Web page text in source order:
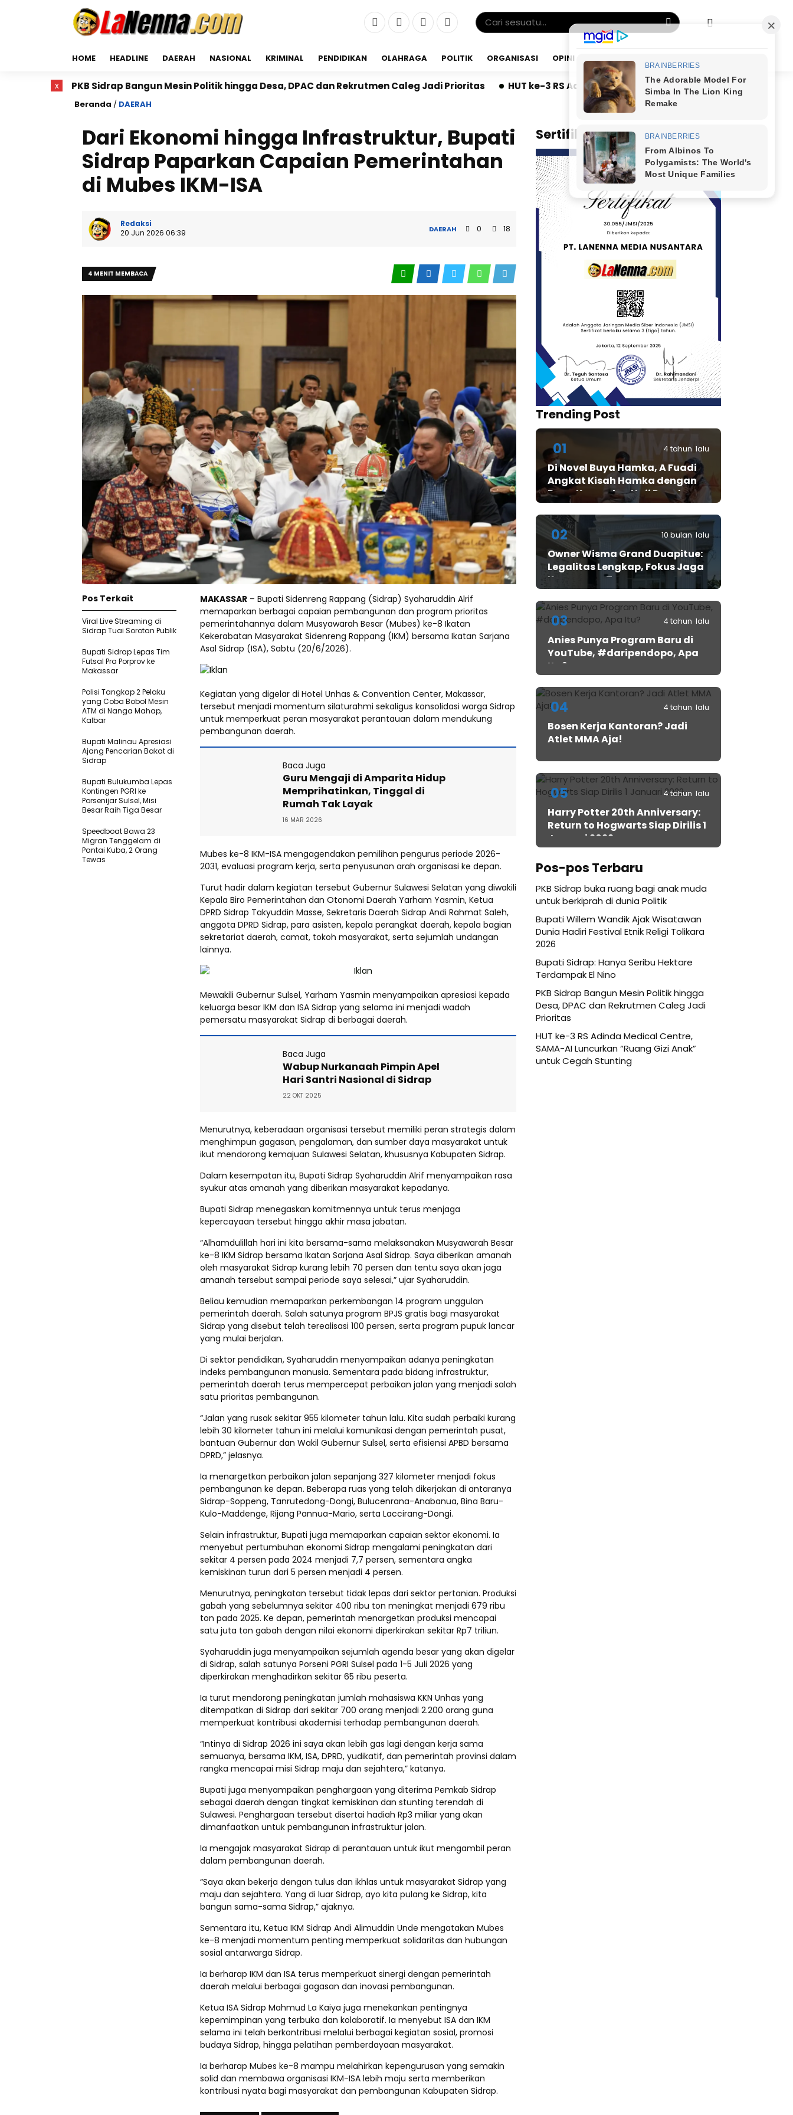
HOME HEADLINE DAERAH NASIONAL KRIMINAL PENDIDIKAN OLAHRAGA POLITIK ORGANISASI OPINI
Sidrap Bangun Mesin Politik hingga Desa, DPAC dan Rekrutmen Caleg Jadi Prioritas HUT ke-3 RS Adinda Medical Centre, SAMA-AI Luncurkan “Ruang Gizi Anak”
Beranda / DAERAH
Dari Ekonomi hingga Infrastruktur, Bupati
Sidrap Paparkan Capaian Pemerintahan
di Mubes IKM-ISA
Redaksi
20 Jun 2026 06:39
DAERAH 0 18
4 MENIT MEMBACA
MAKASSAR – Bupati Sidenreng Rappang (Sidrap) Syaharuddin Alrif
memaparkan berbagai capaian pembangunan dan program prioritas
pemerintahannya dalam Musyawarah Besar (Mubes) ke-8 Ikatan
Kekerabatan Masyarakat Sidenreng Rappang (IKM) bersama Ikatan Sarjana
Asal Sidrap (ISA), Sabtu (20/6/2026).
Kegiatan yang digelar di Hotel Unhas & Convention Center, Makassar,
tersebut menjadi momentum silaturahmi sekaligus konsolidasi warga Sidrap
untuk memperkuat peran masyarakat perantauan dalam mendukung
pembangunan daerah.
Baca Juga
Guru Mengaji di Amparita Hidup
Memprihatinkan, Tinggal di
Rumah Tak Layak
16 MAR 2026
Mubes ke-8 IKM-ISA mengagendakan pemilihan pengurus periode 2026-
2031, evaluasi program kerja, serta penyusunan arah organisasi ke depan.
Turut hadir dalam kegiatan tersebut Gubernur Sulawesi Selatan yang diwakili
Kepala Biro Pemerintahan dan Otonomi Daerah Yarham Yasmin, Ketua
DPRD Sidrap Takyuddin Masse, Sekretaris Daerah Sidrap Andi Rahmat Saleh,
anggota DPRD Sidrap, para asisten, kepala perangkat daerah, kepala bagian
sekretariat daerah, camat, tokoh masyarakat, serta sejumlah undangan
lainnya.
Mewakili Gubernur Sulsel, Yarham Yasmin menyampaikan apresiasi kepada
keluarga besar IKM dan ISA Sidrap yang selama ini menjadi wadah
pemersatu masyarakat Sidrap di berbagai daerah.
Baca Juga
Wabup Nurkanaah Pimpin Apel
Hari Santri Nasional di Sidrap
22 OKT 2025
Menurutnya, keberadaan organisasi tersebut memiliki peran strategis dalam
menghimpun gagasan, pengalaman, dan sumber daya masyarakat untuk
ikut mendorong kemajuan Sulawesi Selatan, khususnya Kabupaten Sidrap.
Dalam kesempatan itu, Bupati Sidrap Syaharuddin Alrif menyampaikan rasa
syukur atas amanah yang diberikan masyarakat kepadanya.
Bupati Sidrap menegaskan komitmennya untuk terus menjaga
kepercayaan tersebut hingga akhir masa jabatan.
“Alhamdulillah hari ini kita bersama-sama melaksanakan Musyawarah Besar
ke-8 IKM Sidrap bersama Ikatan Sarjana Asal Sidrap. Saya diberikan amanah
oleh masyarakat Sidrap kurang lebih 70 persen dan tentu saya akan jaga
amanah tersebut sampai periode saya selesai,” ujar Syaharuddin.
Beliau kemudian memaparkan perkembangan 14 program unggulan
pemerintah daerah. Salah satunya program BPJS gratis bagi masyarakat
Sidrap yang disebut telah terealisasi 100 persen, serta program pupuk lancar
yang mulai berjalan.
Di sektor pendidikan, Syaharuddin menyampaikan adanya peningkatan
indeks pembangunan manusia. Sementara pada bidang infrastruktur,
pemerintah daerah terus mempercepat perbaikan jalan yang menjadi salah
satu prioritas pembangunan.
“Jalan yang rusak sekitar 955 kilometer tahun lalu. Kita sudah perbaiki kurang
lebih 30 kilometer tahun ini melalui komunikasi dengan pemerintah pusat,
bantuan Gubernur dan Wakil Gubernur Sulsel, serta efisiensi APBD bersama
DPRD,” jelasnya.
Ia menargetkan perbaikan jalan sepanjang 327 kilometer menjadi fokus
pembangunan ke depan. Beberapa ruas yang telah dikerjakan di antaranya
Sidrap-Soppeng, Tanrutedong-Dongi, Bulucenrana-Anabanua, Bina Baru-
Kulo-Maddenge, Rijang Pannua-Mario, serta Laccirang-Dongi.
Selain infrastruktur, Bupati juga memaparkan capaian sektor ekonomi. Ia
menyebut pertumbuhan ekonomi Sidrap mengalami peningkatan dari
sekitar 4 persen pada 2024 menjadi 7,7 persen, sementara angka
kemiskinan turun dari 5 persen menjadi 4 persen.
Menurutnya, peningkatan tersebut tidak lepas dari sektor pertanian. Produksi
gabah yang sebelumnya sekitar 400 ribu ton meningkat menjadi 679 ribu
ton pada 2025. Ke depan, pemerintah menargetkan produksi mencapai
satu juta ton gabah dengan nilai ekonomi diperkirakan sekitar Rp7 triliun.
Syaharuddin juga menyampaikan sejumlah agenda besar yang akan digelar
di Sidrap, salah satunya Porseni PGRI Sulsel pada 1-5 Juli 2026 yang
diperkirakan menghadirkan sekitar 65 ribu peserta.
Ia turut mendorong peningkatan jumlah mahasiswa KKN Unhas yang
ditempatkan di Sidrap dari sekitar 700 orang menjadi 2.200 orang guna
memperkuat kontribusi akademisi terhadap pembangunan daerah.
“Intinya di Sidrap 2026 ini saya akan lebih gas lagi dengan kerja sama
semuanya, bersama IKM, ISA, DPRD, yudikatif, dan pemerintah provinsi dalam
rangka mencapai misi Sidrap maju dan sejahtera,” katanya.
Bupati juga menyampaikan penghargaan yang diterima Pemkab Sidrap
sebagai daerah dengan tingkat kemiskinan dan stunting terendah di
Sulawesi. Penghargaan tersebut disertai hadiah Rp3 miliar yang akan
dimanfaatkan untuk pembangunan infrastruktur jalan.
Ia mengajak masyarakat Sidrap di perantauan untuk ikut mengambil peran
dalam pembangunan daerah.
“Saya akan bekerja dengan tulus dan ikhlas untuk masyarakat Sidrap yang
maju dan sejahtera. Yang di luar Sidrap, ayo kita pulang ke Sidrap, kita
bangun sama-sama Sidrap,” ajaknya.
Sementara itu, Ketua IKM Sidrap Andi Alimuddin Unde mengatakan Mubes
ke-8 menjadi momentum penting memperkuat solidaritas dan hubungan
sosial antarwarga Sidrap.
Ia berharap IKM dan ISA terus memperkuat sinergi dengan pemerintah
daerah melalui berbagai gagasan dan inovasi pembangunan.
Ketua ISA Sidrap Mahmud La Kaiya juga menekankan pentingnya
kepemimpinan yang terbuka dan kolaboratif. Ia menyebut ISA dan IKM
selama ini telah berkontribusi melalui berbagai kegiatan sosial, promosi
budaya Sidrap, hingga pelatihan pemberdayaan masyarakat.
Ia berharap Mubes ke-8 mampu melahirkan kepengurusan yang semakin
solid dan membawa organisasi IKM-ISA lebih maju serta memberikan
kontribusi nyata bagi masyarakat dan pembangunan Kabupaten Sidrap.
Pos Terkait
Viral Live Streaming di
Sidrap Tuai Sorotan Publik
Bupati Sidrap Lepas Tim
Futsal Pra Porprov ke
Makassar
Polisi Tangkap 2 Pelaku
yang Coba Bobol Mesin
ATM di Nanga Mahap,
Kalbar
Bupati Malinau Apresiasi
Ajang Pencarian Bakat di
Sidrap
Bupati Bulukumba Lepas
Kontingen PGRI ke
Porsenijar Sulsel, Misi
Besar Raih Tiga Besar
Speedboat Bawa 23
Migran Tenggelam di
Pantai Kuba, 2 Orang
Tewas
Sertifikat JMSI
Trending Post
01 4 tahun lalu
Di Novel Buya Hamka, A Fuadi
Angkat Kisah Hamka dengan
Bung Karno dan Haji Rasul
02 10 bulan lalu
Owner Wisma Grand Duapitue:
Legalitas Lengkap, Fokus Jaga
Keamanan Tamu
03 4 tahun lalu
Anies Punya Program Baru di
YouTube, #daripendopo, Apa
Itu?
04 4 tahun lalu
Bosen Kerja Kantoran? Jadi
Atlet MMA Aja!
05 4 tahun lalu
Harry Potter 20th Anniversary:
Return to Hogwarts Siap Dirilis 1
Januari 2022
Pos-pos Terbaru
PKB Sidrap buka ruang bagi anak muda
untuk berkiprah di dunia Politik
Bupati Willem Wandik Ajak Wisatawan
Dunia Hadiri Festival Etnik Religi Tolikara
2026
Bupati Sidrap: Hanya Seribu Hektare
Terdampak El Nino
PKB Sidrap Bangun Mesin Politik hingga
Desa, DPAC dan Rekrutmen Caleg Jadi
Prioritas
HUT ke-3 RS Adinda Medical Centre,
SAMA-AI Luncurkan “Ruang Gizi Anak”
untuk Cegah Stunting
x x